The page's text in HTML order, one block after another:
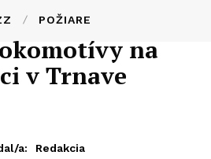
POŽIARE
na
v Trnave
a:
Redakcia